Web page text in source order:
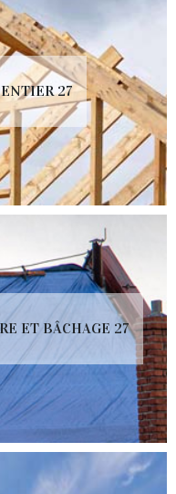
27
ET BÂCHAGE 27